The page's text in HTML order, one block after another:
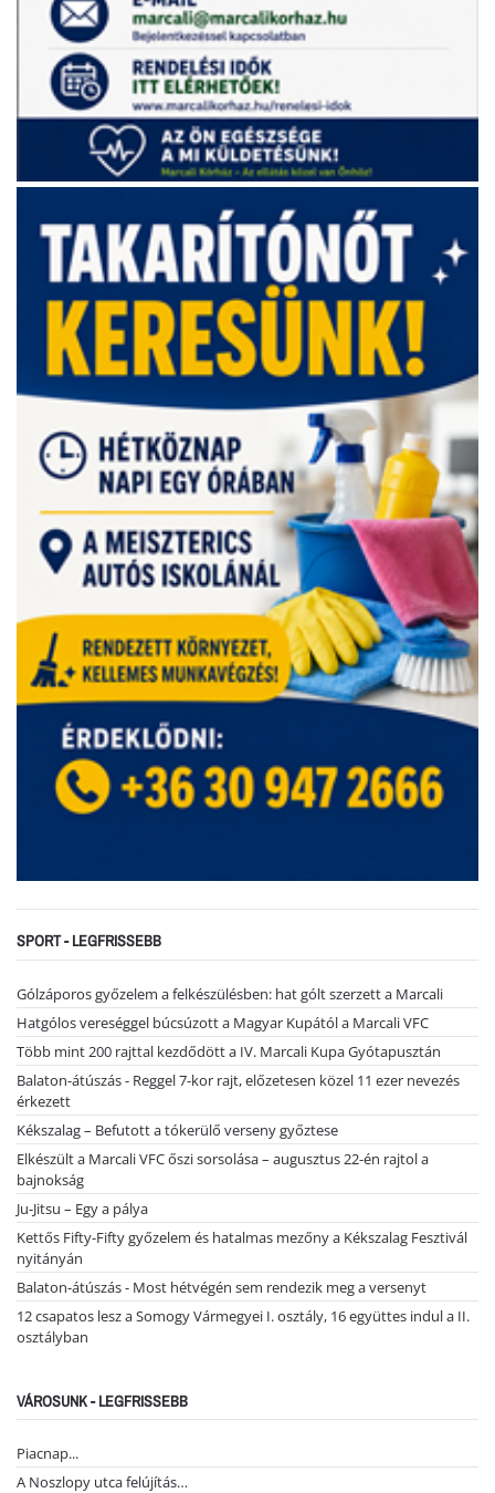
SPORT - LEGFRISSEBB
Gólzáporos győzelem a felkészülésben: hat gólt szerzett a Marcali
Hatgólos vereséggel búcsúzott a Magyar Kupától a Marcali VFC
Több mint 200 rajttal kezdődött a IV. Marcali Kupa Gyótapusztán
Balaton-átúszás - Reggel 7-kor rajt, előzetesen közel 11 ezer nevezés
érkezett
Kékszalag – Befutott a tókerülő verseny győztese
Elkészült a Marcali VFC őszi sorsolása – augusztus 22-én rajtol a
bajnokság
Ju-Jitsu – Egy a pálya
Kettős Fifty-Fifty győzelem és hatalmas mezőny a Kékszalag Fesztivál
nyitányán
Balaton-átúszás - Most hétvégén sem rendezik meg a versenyt
12 csapatos lesz a Somogy Vármegyei I. osztály, 16 együttes indul a II.
osztályban
VÁROSUNK - LEGFRISSEBB
Piacnap...
A Noszlopy utca felújítás…